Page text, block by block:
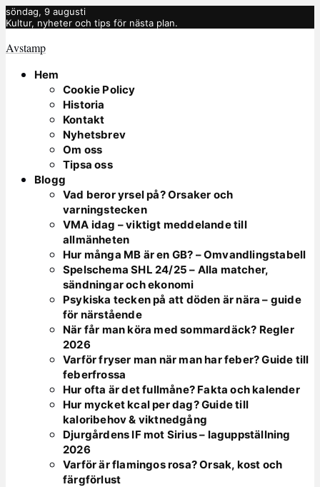
söndag, 9 augusti
Kultur, nyheter och tips för nästa plan.
Avstamp
Hem
Cookie Policy
Historia
Kontakt
Nyhetsbrev
Om oss
Tipsa oss
Blogg
Vad beror yrsel på? Orsaker och
varningstecken
VMA idag – viktigt meddelande till
allmänheten
Hur många MB är en GB? – Omvandlingstabell
Spelschema SHL 24/25 – Alla matcher,
sändningar och ekonomi
Psykiska tecken på att döden är nära – guide
för närstående
När får man köra med sommardäck? Regler
2026
Varför fryser man när man har feber? Guide till
feberfrossa
Hur ofta är det fullmåne? Fakta och kalender
Hur mycket kcal per dag? Guide till
kaloribehov & viktnedgång
Djurgårdens IF mot Sirius – laguppställning
2026
Varför är flamingos rosa? Orsak, kost och
färgförlust